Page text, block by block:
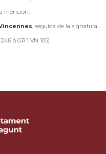
mención:
, seguida de la signatura
ó GR 1 VN 105)